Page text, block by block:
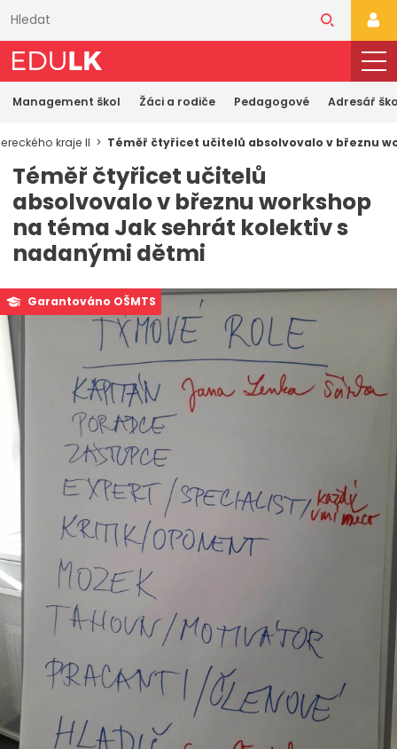
obsahu
Management škol Žáci a rodiče Pedagogové Adresář
kraje II Téměř čtyřicet učitelů absolvovalo v březnu
Téměř čtyřicet učitelů
absolvovalo v březnu workshop
na téma Jak sehrát kolektiv s
nadanými dětmi
Garantováno OŠMTS